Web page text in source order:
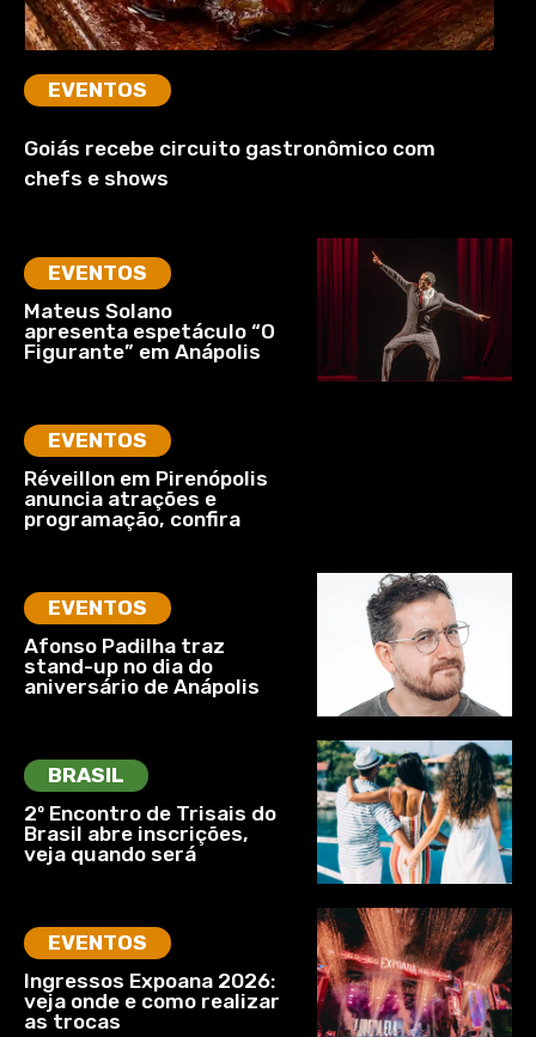
EVENTOS
Goiás recebe circuito gastronômico com
chefs e shows
EVENTOS
Mateus Solano
apresenta espetáculo “O
Figurante” em Anápolis
EVENTOS
Réveillon em Pirenópolis
anuncia atrações e
programação, confira
EVENTOS
Afonso Padilha traz
stand-up no dia do
aniversário de Anápolis
BRASIL
2º Encontro de Trisais do
Brasil abre inscrições,
veja quando será
EVENTOS
Ingressos Expoana 2026:
veja onde e como realizar
as trocas